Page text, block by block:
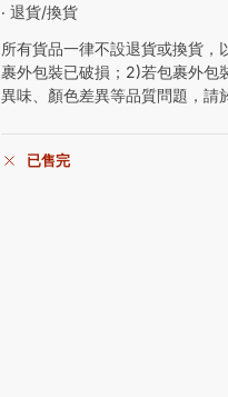
‧ 退貨/換貨
所有貨品一律不設退貨或換貨，
裹外包裝已破損；2)若包裹外包
異味、顏色差異等品質問題，請
已售完